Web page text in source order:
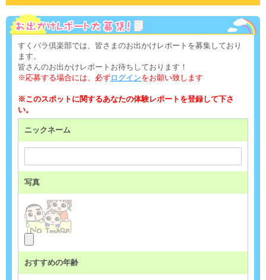
すくパラ倶楽部では、皆さまのお出かけレポートを募集しており
ます。
皆さんのお出かけレポートお待ちしております！
※応募する場合には、必ずログインをお願い致します
※このスポットに関するあなたの体験レポートを登録して下さ
い。
ニックネーム
写真
おすすめの年齢